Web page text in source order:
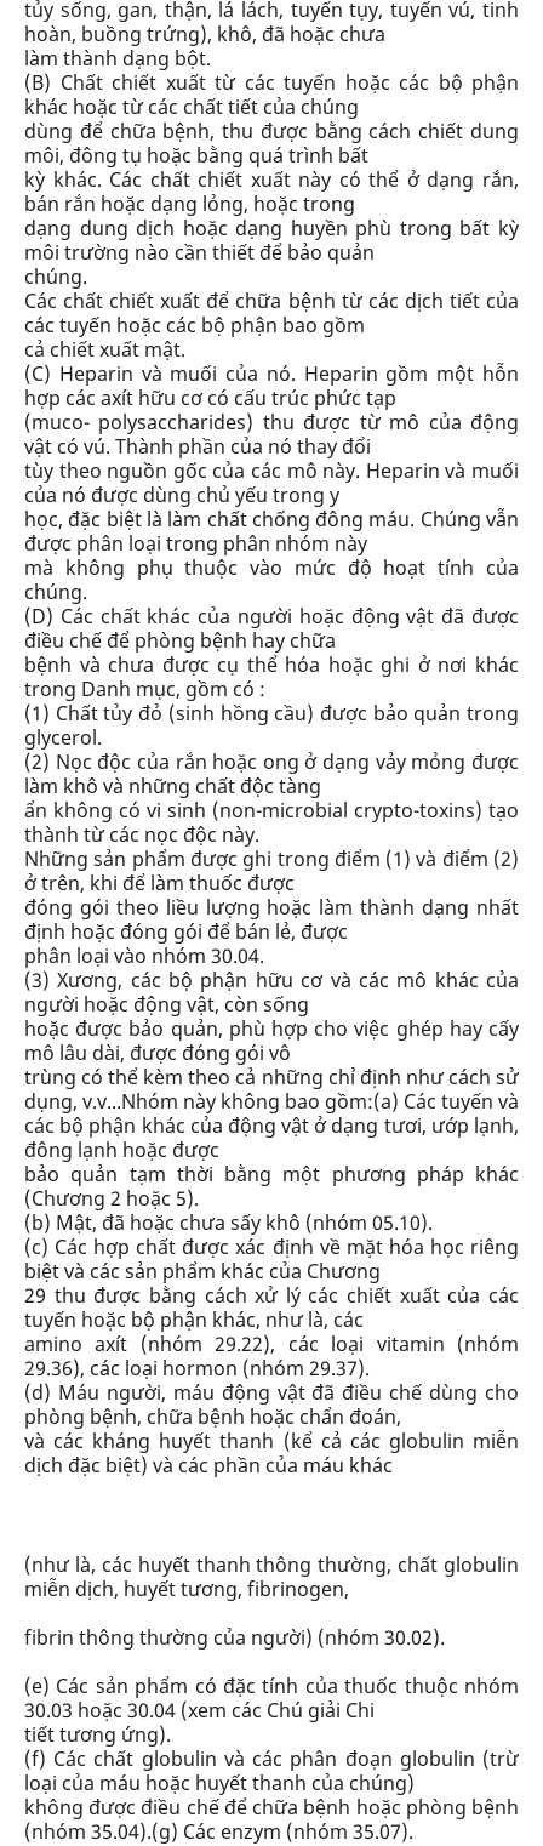
tủy sống, gan, thận, lá lách, tuyến tụy, tuyến vú, tinh
hoàn, buồng trứng), khô, đã hoặc chưa
làm thành dạng bột.
(B) Chất chiết xuất từ các tuyến hoặc các bộ phận
khác hoặc từ các chất tiết của chúng
dùng để chữa bệnh, thu được bằng cách chiết dung
môi, đông tụ hoặc bằng quá trình bất
kỳ khác. Các chất chiết xuất này có thể ở dạng rắn,
bán rắn hoặc dạng lỏng, hoặc trong
dạng dung dịch hoặc dạng huyền phù trong bất kỳ
môi trường nào cần thiết để bảo quản
chúng.
Các chất chiết xuất để chữa bệnh từ các dịch tiết của
các tuyến hoặc các bộ phận bao gồm
cả chiết xuất mật.
(C) Heparin và muối của nó. Heparin gồm một hỗn
hợp các axít hữu cơ có cấu trúc phức tạp
(muco- polysaccharides) thu được từ mô của động
vật có vú. Thành phần của nó thay đổi
tùy theo nguồn gốc của các mô này. Heparin và muối
của nó được dùng chủ yếu trong y
học, đặc biệt là làm chất chống đông máu. Chúng vẫn
được phân loại trong phân nhóm này
mà không phụ thuộc vào mức độ hoạt tính của
chúng.
(D) Các chất khác của người hoặc động vật đã được
điều chế để phòng bệnh hay chữa
bệnh và chưa được cụ thể hóa hoặc ghi ở nơi khác
trong Danh mục, gồm có :
(1) Chất tủy đỏ (sinh hồng cầu) được bảo quản trong
glycerol.
(2) Nọc độc của rắn hoặc ong ở dạng vảy mỏng được
làm khô và những chất độc tàng
ẩn không có vi sinh (non-microbial crypto-toxins) tạo
thành từ các nọc độc này.
Những sản phẩm được ghi trong điểm (1) và điểm (2)
ở trên, khi để làm thuốc được
đóng gói theo liều lượng hoặc làm thành dạng nhất
định hoặc đóng gói để bán lẻ, được
phân loại vào nhóm 30.04.
(3)Xương, các bộ phận hữu cơ và các mô khác của
người hoặc động vật, còn sống
hoặc được bảo quản, phù hợp cho việc ghép hay cấy
mô lâu dài, được đóng gói vô
trùng có thể kèm theo cả những chỉ định như cách sử
dụng, v.v...Nhóm này không bao gồm:(a) Các tuyến và
các bộ phận khác của động vật ở dạng tươi, ướp lạnh,
đông lạnh hoặc được
bảo quản tạm thời bằng một phương pháp khác
(Chương 2 hoặc 5).
(b) Mật, đã hoặc chưa sấy khô (nhóm 05.10).
(c) Các hợp chất được xác định về mặt hóa học riêng
biệt và các sản phẩm khác của Chương
29 thu được bằng cách xử lý các chiết xuất của các
tuyến hoặc bộ phận khác, như là, các
amino axít (nhóm 29.22), các loại vitamin (nhóm
29.36), các loại hormon (nhóm 29.37).
(d) Máu người, máu động vật đã điều chế dùng cho
phòng bệnh, chữa bệnh hoặc chẩn đoán,
và các kháng huyết thanh (kể cả các globulin miễn
dịch đặc biệt) và các phần của máu khác
(như là, các huyết thanh thông thường, chất globulin
miễn dịch, huyết tương, fibrinogen,
fibrin thông thường của người) (nhóm 30.02).
(e) Các sản phẩm có đặc tính của thuốc thuộc nhóm
30.03 hoặc 30.04 (xem các Chú giải Chi
tiết tương ứng).
(f) Các chất globulin và các phân đoạn globulin (trừ
loại của máu hoặc huyết thanh của chúng)
không được điều chế để chữa bệnh hoặc phòng bệnh
(nhóm 35.04).(g) Các enzym (nhóm 35.07).